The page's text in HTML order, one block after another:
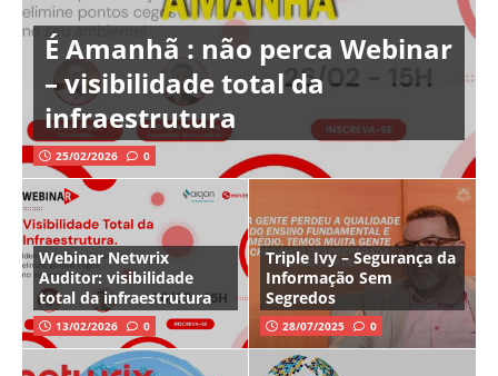
É Amanhã : não perca Webinar
– visibilidade total da
infraestrutura
25/02/2026 0
Webinar Netwrix
Auditor: visibilidade
total da infraestrutura
13/02/2026 0
Triple Ivy – Segurança da
Informação Sem
Segredos
28/07/2025 0